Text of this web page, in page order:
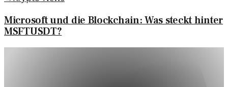
Microsoft und die Blockchain: Was steckt hinter
MSFTUSDT?